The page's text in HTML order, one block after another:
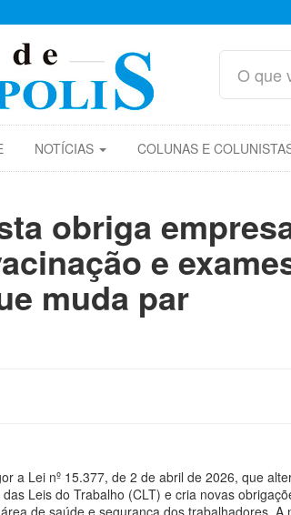
NOTÍCIAS COLUNAS E
obriga
e
muda par
a Lei nº 15.377, de 2 de abril de 2026, que
Leis do Trabalho (CLT) e cria novas
de saúde e segurança dos trabalhadores. A